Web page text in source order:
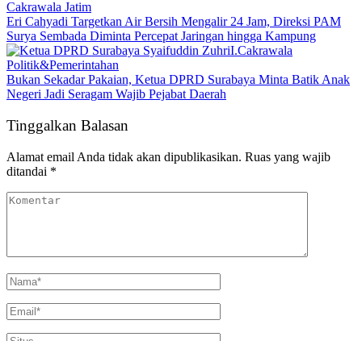
Cakrawala Jatim
Eri Cahyadi Targetkan Air Bersih Mengalir 24 Jam, Direksi PAM
Surya Sembada Diminta Percepat Jaringan hingga Kampung
Cakrawala
Politik&Pemerintahan
Bukan Sekadar Pakaian, Ketua DPRD Surabaya Minta Batik Anak
Negeri Jadi Seragam Wajib Pejabat Daerah
Tinggalkan Balasan
Alamat email Anda tidak akan dipublikasikan. Ruas yang wajib
ditandai *